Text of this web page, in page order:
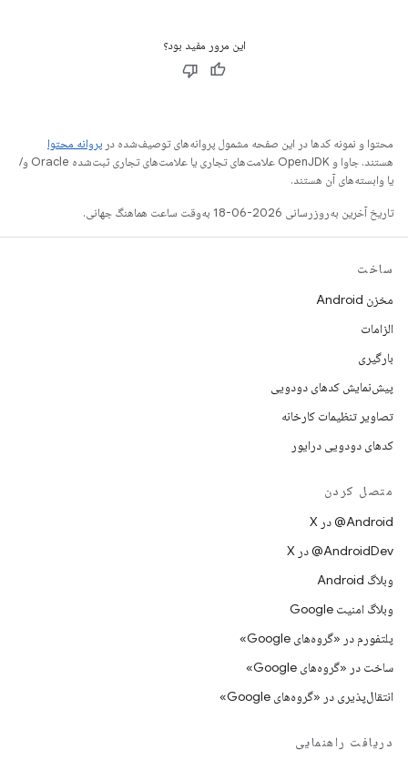
این مرور مفید بود؟
محتوا و نمونه کدها در این صفحه مشمول پروانه‌های توصیف‌شده در پروانه محتوا
هستند. جاوا و OpenJDK علامت‌های تجاری یا علامت‌های تجاری ثبت‌شده Oracle و/
یا وابسته‌های آن هستند.
تاریخ آخرین به‌روزرسانی 2026-06-18 به‌وقت ساعت هماهنگ جهانی.
ساخت
مخزن Android
الزامات
بارگیری
پیش‌نمایش کدهای دودویی
تصاویر تنظیمات کارخانه
کدهای دودویی درایور
متصل کردن
‫‎@Android در X
‫‎@AndroidDev در X
وبلاگ Android
وبلاگ امنیت Google
پلتفورم در «گروه‌های Google»
ساخت در «گروه‌های Google»
انتقال‌پذیری در «گروه‌های Google»
دریافت راهنمایی